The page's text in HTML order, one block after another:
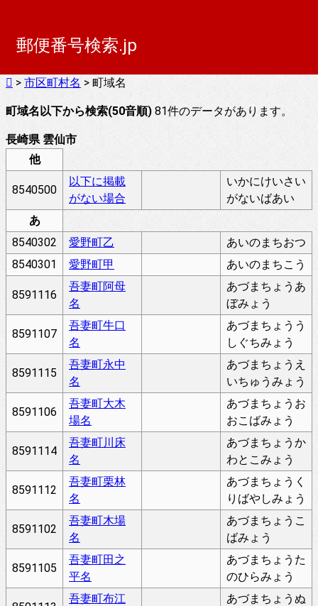
郵便番号検索.jp
> 市区町村名 > 町域名
町域名以下から検索(50音順) 81件のデータがあります。
長崎県 雲仙市
他
8540500
以下に掲載
がない場合
いかにけいさい
がないばあい
あ
8540302
愛野町乙
あいのまちおつ
8540301
愛野町甲 あいのまちこう
8591116
吾妻町阿母
名
あづまちょうあ
ぼみょう
8591107
吾妻町牛口
名
あづまちょうう
しぐちみょう
8591115
吾妻町永中
名
あづまちょうえ
いちゅうみょう
8591106
吾妻町大木
場名
あづまちょうお
おこばみょう
8591114
吾妻町川床
名
あづまちょうか
わとこみょう
8591112
吾妻町栗林
名
あづまちょうく
りばやしみょう
8591102
吾妻町木場
名
あづまちょうこ
ばみょう
8591105
吾妻町田之
平名
あづまちょうた
のひらみょう
吾妻町布江
あづまちょうぬ